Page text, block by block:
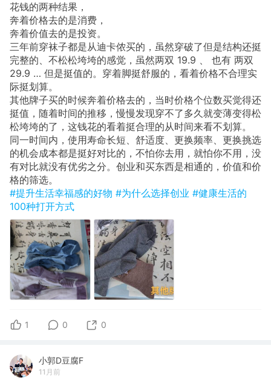
花钱的两种结果，
奔着价格去的是消费，
奔着价值去的是投资。
​三年前穿袜子都是从迪卡侬买的，虽然穿破了但是结构还挺
完整的、不松松垮垮的感觉，虽然两双 19.9 、 也有 两双
29.9 … 但是挺值的。穿着脚挺舒服的，看着价格不合理实
际挺划算。
其他牌子买的时候奔着价格去的，当时价格个位数买觉得还
挺值，随着时间的推移，慢慢发现穿不了多久就变薄变得松
松垮垮的了，这钱花的看着挺合理的从时间来看不划算。
同一时间内，使用寿命长短、舒适度、更换频率、更换挑选
的机会成本都是挺好对比的，不怕你去用，就怕你不用，没
有对比就没有优劣之分。创业和买东西是相通的，价值和价
格的筛选。
#提升生活幸福感的好物 #为什么选择创业 #健康生活的
100种打开方式
1 0 0
小郭D豆腐F
11月前